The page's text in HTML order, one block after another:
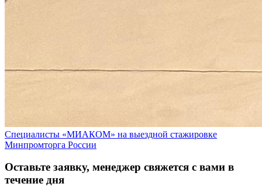
Специалисты «МИАКОМ» на выездной стажировке
Минпромторга России
Оставьте заявку, менеджер свяжется с вами в
течение дня